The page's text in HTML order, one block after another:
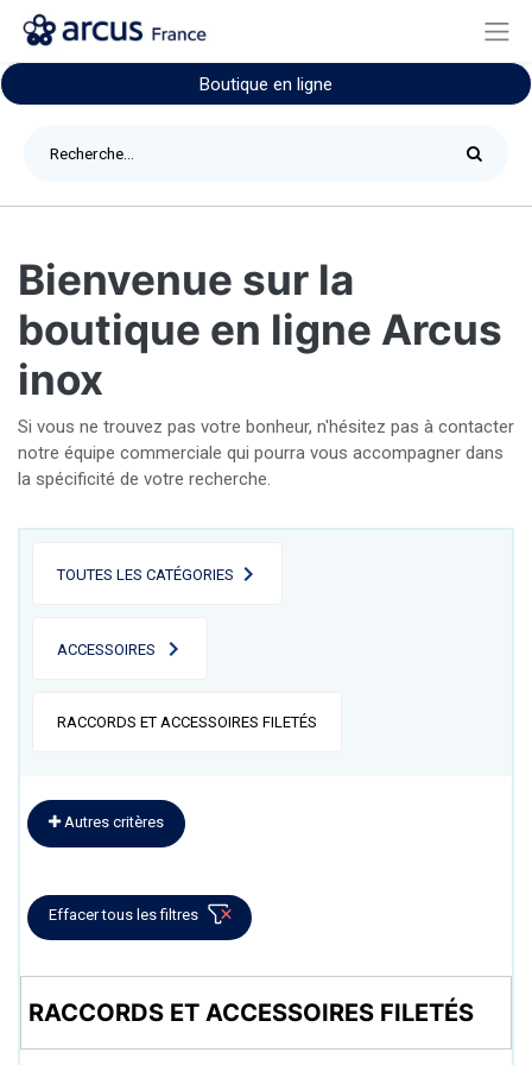
Boutique en ligne
Bienvenue sur la
boutique en ligne Arcus
inox
Si vous ne trouvez pas votre bonheur, n'hésitez pas à contacter
notre équipe commerciale qui pourra vous accompagner dans
la spécificité de votre recherche.
TOUTES LES CATÉGORIES
ACCESSOIRES
RACCORDS ET ACCESSOIRES FILETÉS
Autres critères
Effacer tous les filtres
RACCORDS ET ACCESSOIRES FILETÉS